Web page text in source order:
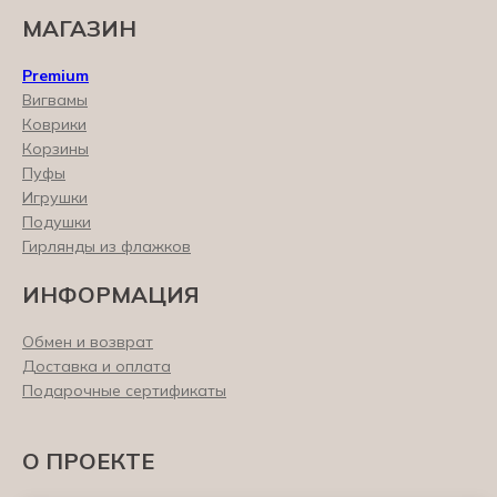
МАГАЗИН
Premium
Вигвамы
Коврики
Корзины
Пуфы
Игрушки
Подушки
Гирлянды из флажков
ИНФОРМАЦИЯ
Обмен и возврат
Доставка и оплата
Подарочные сертификаты
О ПРОЕКТЕ